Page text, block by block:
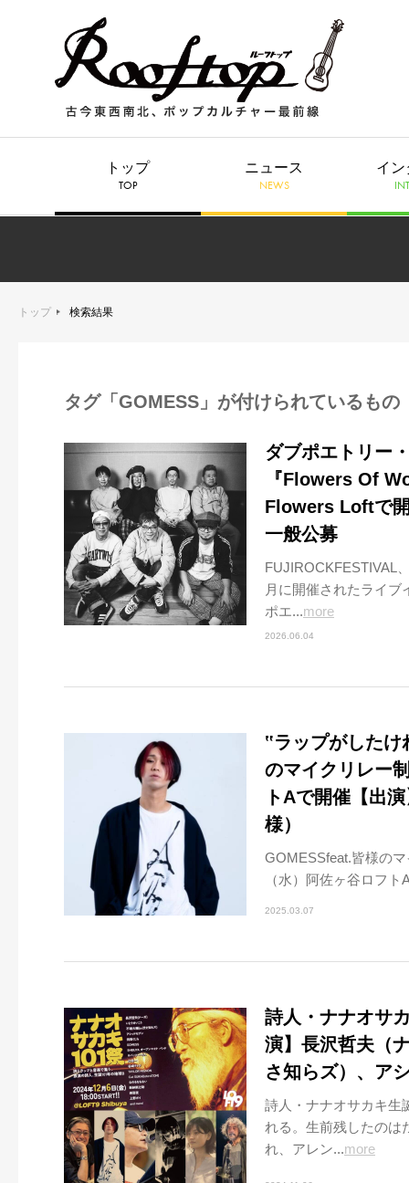
トップ
TOP
ニュース
NEWS
イン
トップ 検索結果
タグ「GOMESS」が付けられているもの
ダブポエトリー
『Flowers Of
Flowers Loftで
一般公募
FUJIROCKFESTIVAL
月に開催されたライブ
ポエ...more
2026.06.04
‟ラップがした
のマイクリレー
トAで開催【出
様）
GOMESSfeat.皆様の
（水）阿佐ヶ谷ロフ
2025.03.07
詩人・ナナオサ
演】長沢哲夫（
さ知らズ）、ア
詩人・ナナオサカキ生
れる。生前残したのは
れ、アレン...more